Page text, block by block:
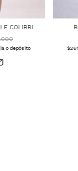
COLIBRI
o depósito